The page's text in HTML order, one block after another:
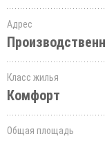
Адрес
Класс жилья
Комфорт
Общая площадь